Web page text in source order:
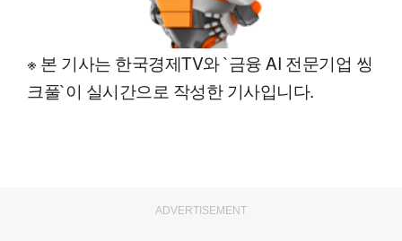
※ 본 기사는 한국경제TV와 `금융 AI 전문기업 씽
크풀`이 실시간으로 작성한 기사입니다.
ADVERTISEMENT